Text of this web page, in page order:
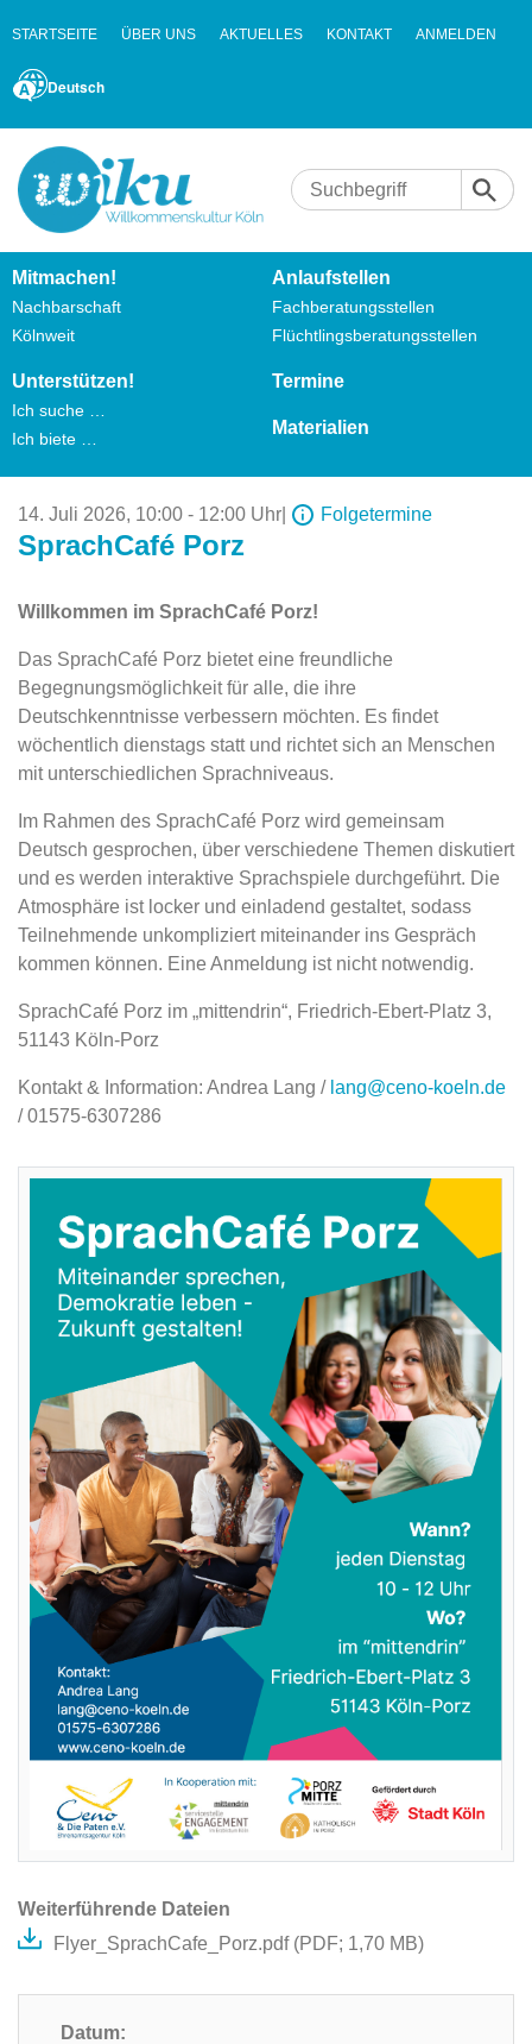
STARTSEITE ÜBER UNS AKTUELLES KONTAKT ANMELDEN
Deutsch
Mitmachen!
Nachbarschaft
Kölnweit
Anlaufstellen
Fachberatungsstellen
Flüchtlingsberatungsstellen
Unterstützen!
Ich suche …
Ich biete …
Termine
Materialien
14. Juli 2026, 10:00 - 12:00 Uhr Folgetermine
SprachCafé Porz
Willkommen im SprachCafé Porz!
Das SprachCafé Porz bietet eine freundliche
Begegnungsmöglichkeit für alle, die ihre
Deutschkenntnisse verbessern möchten. Es findet
wöchentlich dienstags statt und richtet sich an Menschen
mit unterschiedlichen Sprachniveaus.
Im Rahmen des SprachCafé Porz wird gemeinsam
Deutsch gesprochen, über verschiedene Themen diskutiert
und es werden interaktive Sprachspiele durchgeführt. Die
Atmosphäre ist locker und einladend gestaltet, sodass
Teilnehmende unkompliziert miteinander ins Gespräch
kommen können. Eine Anmeldung ist nicht notwendig.
SprachCafé Porz im „mittendrin“, Friedrich-Ebert-Platz 3,
51143 Köln-Porz
Kontakt & Information: Andrea Lang / lang@ceno-koeln.de
/ 01575-6307286
Weiterführende Dateien
Flyer_SprachCafe_Porz.pdf (PDF; 1,70 MB)
Datum: